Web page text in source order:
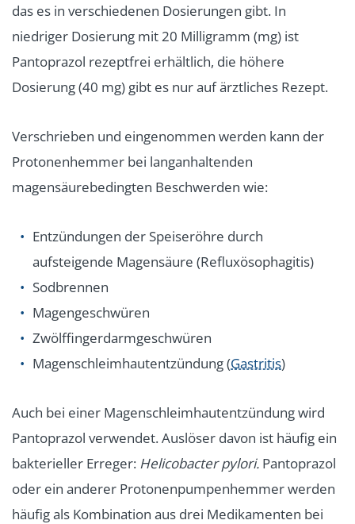
das es in verschiedenen Dosierungen gibt. In
niedriger Dosierung mit 20 Milligramm (mg) ist
Pantoprazol rezeptfrei erhältlich, die höhere
Dosierung (40 mg) gibt es nur auf ärztliches Rezept.
Verschrieben und eingenommen werden kann der
Protonenhemmer bei langanhaltenden
magensäurebedingten Beschwerden wie:
Entzündungen der Speiseröhre durch
aufsteigende Magensäure (Refluxösophagitis)
Sodbrennen
Magengeschwüren
Zwölffingerdarmgeschwüren
Magenschleimhautentzündung (Gastritis)
Auch bei einer Magenschleimhautentzündung wird
Pantoprazol verwendet. Auslöser davon ist häufig ein
bakterieller Erreger: Helicobacter pylori. Pantoprazol
oder ein anderer Protonenpumpenhemmer werden
häufig als Kombination aus drei Medikamenten bei